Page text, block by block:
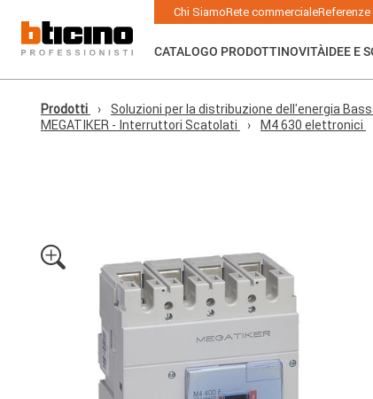
Chi SiamoRete commercialeReferenze
CATALOGO PRODOTTINOVITÀIDEE E
Prodotti Soluzioni per la distribuzione dell'energia
MEGATIKER - Interruttori Scatolati
M4 630 elettronici